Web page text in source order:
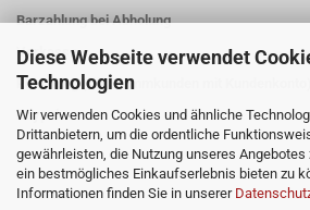
Diese Webseite verwendet
Technologien
Wir verwenden Cookies und ähnliche
Drittanbietern, um die ordentliche
gewährleisten, die Nutzung unseres
ein bestmögliches Einkaufserlebnis bieten zu
Informationen finden Sie in unserer
Barzahlung bei Abholung
Vorkasse
Rechnung (für Stammkunden mit Kundenkonto)
Paypal